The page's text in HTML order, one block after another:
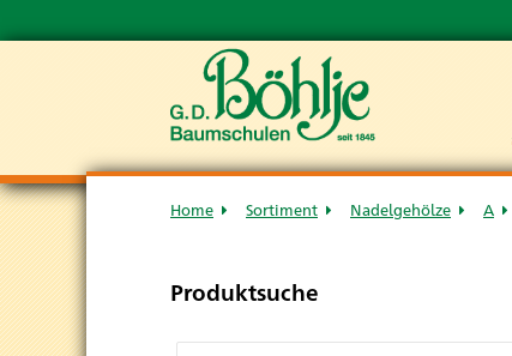
Home Sortiment Nadelgehölze A
Produktsuche